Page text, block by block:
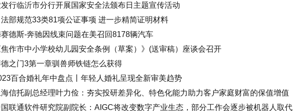
行临沂市分行开展国家安全法颁布日主题宣传活动
部规范33类81项公证事项 进一步精简证明材料
德斯-奔驰因线束问题在美召回8178辆汽车
焦作市中小学校幼儿园安全条例（草案）》(送审稿）座谈会召开
之门3第一章驯兽师铁链怎么获得
百合婚礼年中盘点丨年轻人婚礼呈现全新审美趋势
海信托副总经理叶力俭：夯实投研差异化、特色化能力助力客户家庭财富的保值增值
联通软件研究院副院长：AIGC将改变数字产业生态，部分工作会逐步被机器人取代